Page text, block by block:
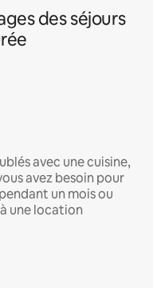
des séjours
avec une cuisine,
avez besoin pour
un mois ou
une location